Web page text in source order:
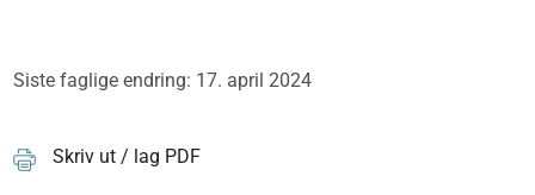
Siste faglige endring: 17. april 2024
Skriv ut / lag PDF